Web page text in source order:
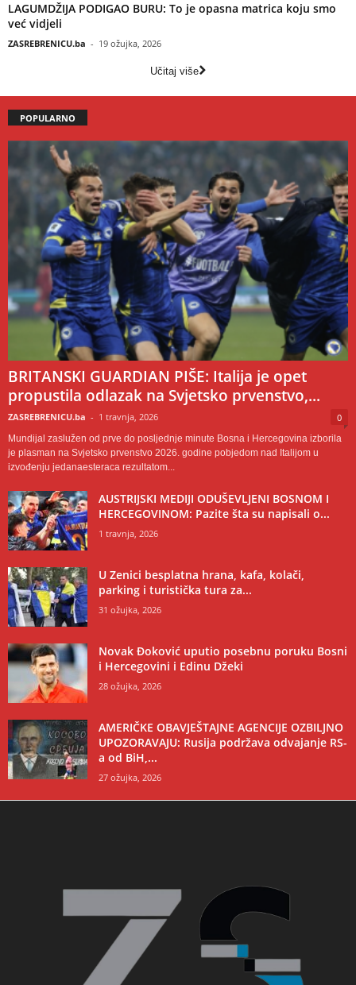
LAGUMDŽIJA PODIGAO BURU: To je opasna matrica koju smo
već vidjeli
ZASREBRENICU.ba - 19 ožujka, 2026
Učitaj više
POPULARNO
BRITANSKI GUARDIAN PIŠE: Italija je opet
propustila odlazak na Svjetsko prvenstvo,...
ZASREBRENICU.ba - 1 travnja, 2026 0
Mundijal zaslužen od prve do posljednje minute Bosna i Hercegovina izborila
je plasman na Svjetsko prvenstvo 2026. godine pobjedom nad Italijom u
izvođenju jedanaesteraca rezultatom...
AUSTRIJSKI MEDIJI ODUŠEVLJENI BOSNOM I
HERCEGOVINOM: Pazite šta su napisali o...
1 travnja, 2026
U Zenici besplatna hrana, kafa, kolači,
parking i turistička tura za...
31 ožujka, 2026
Novak Đoković uputio posebnu poruku Bosni
i Hercegovini i Edinu Džeki
28 ožujka, 2026
AMERIČKE OBAVJEŠTAJNE AGENCIJE OZBILJNO
UPOZORAVAJU: Rusija podržava odvajanje RS-
a od BiH,...
27 ožujka, 2026